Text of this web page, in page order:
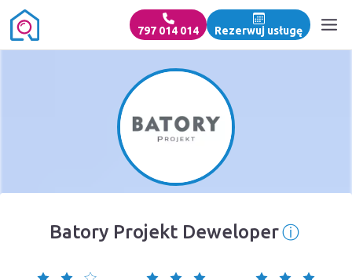
797 014 014 Rezerwuj usługę
Batory Projekt Deweloperⓘ